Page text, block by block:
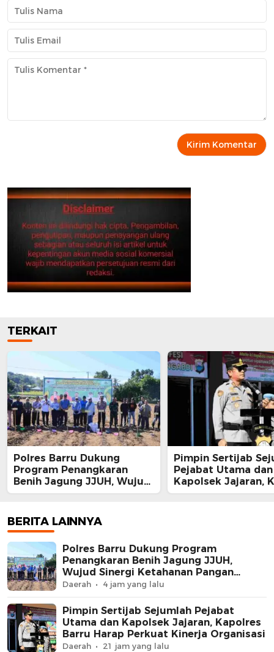
TERKAIT
Polres Barru Dukung
Program Penangkaran
Benih Jagung JJUH, Wujud
Sinergi Ketahanan Pangan
Pimpin Sertijab
Pejabat Utama dan
Kapolsek Jajaran,
Barru Harap
BERITA LAINNYA
Polres Barru Dukung Program
Penangkaran Benih Jagung JJUH,
Wujud Sinergi Ketahanan Pangan
Nasional
Daerah 4 jam yang lalu
Pimpin Sertijab Sejumlah Pejabat
Utama dan Kapolsek Jajaran, Kapolres
Barru Harap Perkuat Kinerja Organisasi
Daerah 21 jam yang lalu